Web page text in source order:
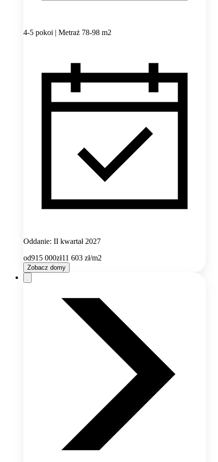
4-5 pokoi | Metraż 78-98 m2
Oddanie: II kwartał 2027
od915 000zł11 603 zł/m2
Zobacz domy